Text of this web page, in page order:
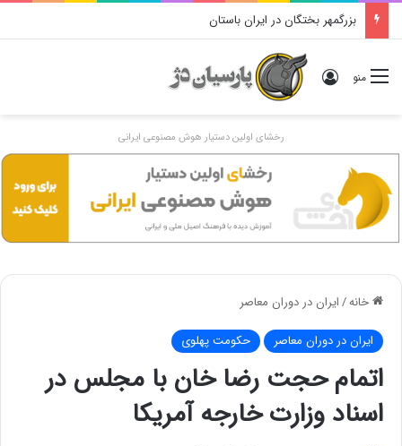
بزرگمهر بختگان در ایران باستان
منو ورود
رخشای اولین دستیار هوش مصنوعی ایرانی
خانه/ایران در دوران معاصر
ایران در دوران معاصر حکومت پهلوی
اتمام حجت رضا خان با مجلس در
اسناد وزارت خارجه آمریکا